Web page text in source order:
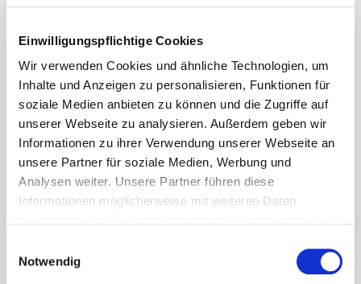
Einwilligungspflichtige Cookies
Wir verwenden Cookies und ähnliche Technologien, um
Inhalte und Anzeigen zu personalisieren, Funktionen für
soziale Medien anbieten zu können und die Zugriffe auf
unserer Webseite zu analysieren. Außerdem geben wir
Informationen zu ihrer Verwendung unserer Webseite an
unsere Partner für soziale Medien, Werbung und
Analysen weiter. Unsere Partner führen diese
Informationen möglicherweise mit weiteren Daten
haben. Dies schließt unter Umständen die Weitergabe
Ihrer Daten in Drittländer ein, denen kein angemessenes
Notwendig
Jeder Umzug hat seine
Herausforderungen.
Wir helfen Ihnen, die
beste Lösung zu finden.
Egal ob Sie sich informieren möchten oder Großes vorhaben,
wir unterstützen Sie dabei.